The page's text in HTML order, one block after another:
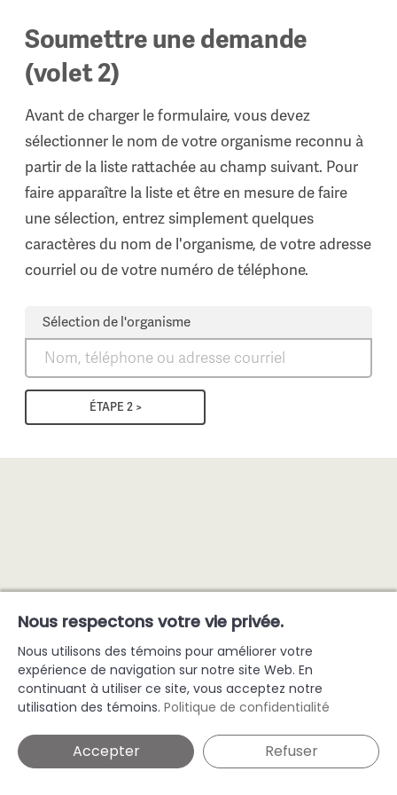
Soumettre une demande
(volet 2)
Avant de charger le formulaire, vous devez
sélectionner le nom de votre organisme reconnu à
partir de la liste rattachée au champ suivant. Pour
faire apparaître la liste et être en mesure de faire
une sélection, entrez simplement quelques
caractères du nom de l'organisme, de votre adresse
courriel ou de votre numéro de téléphone.
Sélection de l'organisme
Nous respectons votre vie privée.
Nous utilisons des témoins pour améliorer votre
expérience de navigation sur notre site Web. En
continuant à utiliser ce site, vous acceptez notre
utilisation des témoins. Politique de confidentialité
Accepter Refuser